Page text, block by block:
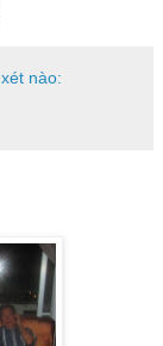
nào: